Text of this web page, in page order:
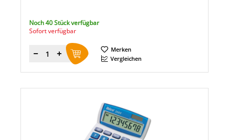
Noch 40 Stück verfügbar
Sofort verfügbar
Menge
Merken
Vergleichen